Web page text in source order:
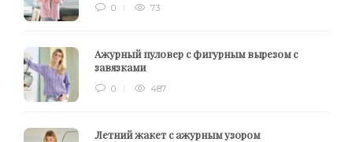
0 73
Ажурный пуловер с фигурным вырезом с
завязками
0 487
Летний жакет с ажурным узором